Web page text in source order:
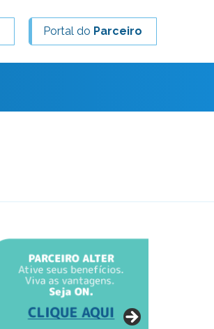
Portal do Parceiro